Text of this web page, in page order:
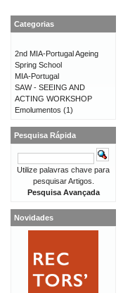
Categorias
2nd MIA-Portugal Ageing
Spring School
MIA-Portugal
SAW - SEEING AND
ACTING WORKSHOP
Emolumentos (1)
Pesquisa Rápida
Utilize palavras chave para
pesquisar Artigos.
Pesquisa Avançada
Novidades